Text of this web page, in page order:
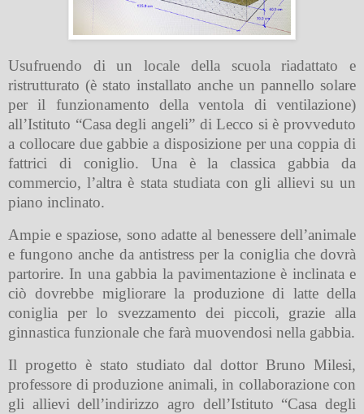
Usufruendo di un locale della scuola riadattato e
ristrutturato (è stato installato anche un pannello solare
per il funzionamento della ventola di ventilazione)
all’Istituto “Casa degli angeli” di Lecco si è provveduto
a collocare due gabbie a disposizione per una coppia di
fattrici di coniglio. Una è la classica gabbia da
commercio, l’altra è stata studiata con gli allievi su un
piano inclinato.
Ampie e spaziose, sono adatte al benessere dell’animale
e fungono anche da antistress per la coniglia che dovrà
partorire. In una gabbia la pavimentazione è inclinata e
ciò dovrebbe migliorare la produzione di latte della
coniglia per lo svezzamento dei piccoli, grazie alla
ginnastica funzionale che farà muovendosi nella gabbia.
Il progetto è stato studiato dal dottor Bruno Milesi,
professore di produzione animali, in collaborazione con
gli allievi dell’indirizzo agro dell’Istituto “Casa degli